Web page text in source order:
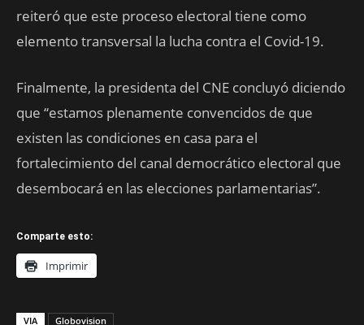
reiteró que este proceso electoral tiene como
elemento transversal la lucha contra el Covid-19.
Finalmente, la presidenta del CNE concluyó diciendo
que “estamos plenamente convencidos de que
existen las condiciones en casa para el
fortalecimiento del canal democrático electoral que
desembocará en las elecciones parlamentarias”.
Comparte esto:
Imprimir
VIA Globovision